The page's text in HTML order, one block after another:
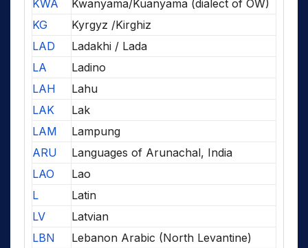
KWA
Kwanyama/Kuanyama (dialect of OW)
KG
Kyrgyz /Kirghiz
LAD
Ladakhi / Lada
LA
Ladino
LAH
Lahu
LAK
Lak
LAM
Lampung
ARU
Languages of Arunachal, India
LAO
Lao
L
Latin
LV
Latvian
LBN
Lebanon Arabic (North Levantine)